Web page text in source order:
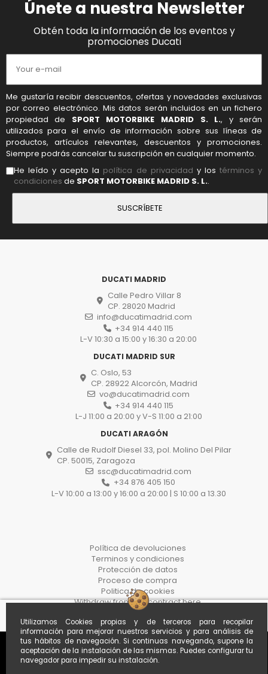
Utilizamos Cookies propias y de terceros para recopilar
información para mejorar nuestros servicios y para análisis de
tus hábitos de navegación. Si continuas navegando, supone la
aceptación de la instalación de las mismas. Puedes configurar tu
navegador para impedir su instalación.
Únete a nuestra Newsletter
Obtén toda la información de los eventos y
promociones Ducati
Me gustaría recibir descuentos, ofertas y novedades exclusivas
por correo electrónico. Mis datos serán incluidos en un fichero
propiedad de SPORT MOTORBIKE MADRID S. L., y serán
utilizados para el envío de información sobre sus líneas de
productos, artículos relevantes, descuentos y promociones.
Siempre podrás cancelar tu suscripción en cualquier momento.
He leído y acepto la política de privacidad y lostérminos y
condiciones de SPORT MOTORBIKE MADRID S. L..
DUCATI MADRID
Calle Pedro Villar 8
CP. 28020 Madrid
info@ducatimadrid.com
+34 914 440 115
L-V 10:30 a 15:00 y 16:30 a 20:00
DUCATI MADRID SUR
C. Oslo, 53
CP. 28922 Alcorcón, Madrid
vo@ducatimadrid.com
+34 914 440 115
L-J 11:00 a 20:00 y V-S 11:00 a 21:00
DUCATI ARAGÓN
Calle de Rudolf Diesel 33, pol. Molino Del Pilar
CP. 50015, Zaragoza
ssc@ducatimadrid.com
+34 876 405 150
L-V 10:00 a 13:00 y 16:00 a 20:00 | S 10:00 a 13.30
Política de devoluciones
Terminos y condiciones
Protección de datos
Proceso de compra
Politica de cookies
Withdraw from the contract here